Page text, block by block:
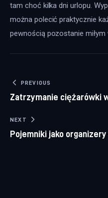
tam choć kilka dni urlopu.
można polecić praktycznie
pewnością pozostanie miłym
Nawigacja wpisu
PREVIOUS
Zatrzymanie ciężarówki
NEXT
Pojemniki jako